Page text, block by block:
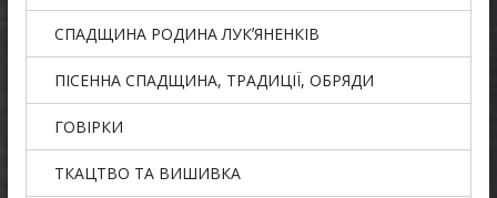
СПАДЩИНА РОДИНА ЛУКʼЯНЕНКІВ
ПІСЕННА СПАДЩИНА, ТРАДИЦІЇ, ОБРЯДИ
ГОВІРКИ
ТКАЦТВО ТА ВИШИВКА